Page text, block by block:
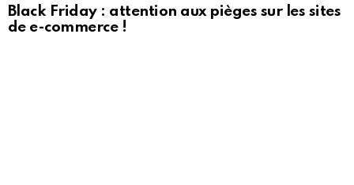
Black Friday : attention aux pièges sur les sites
de e-commerce !